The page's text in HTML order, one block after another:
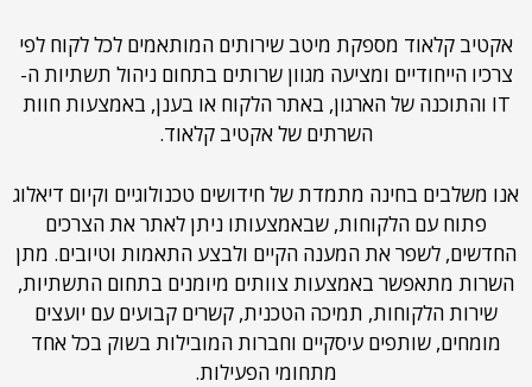
אקטיב קלאוד מספקת מיטב שירותים המותאמים לכל לקוח לפי
צרכיו הייחודיים ומציעה מגוון שרותים בתחום ניהול תשתיות ה-
IT והתוכנה של הארגון, באתר הלקוח או בענן, באמצעות חוות
השרתים של אקטיב קלאוד.
אנו משלבים בחינה מתמדת של חידושים טכנולוגיים וקיום דיאלוג
פתוח עם הלקוחות, שבאמצעותו ניתן לאתר את הצרכים
החדשים, לשפר את המענה הקיים ולבצע התאמות וטיובים. מתן
השרות מתאפשר באמצעות צוותים מיומנים בתחום התשתיות,
שירות הלקוחות, תמיכה הטכנית, קשרים קבועים עם יועצים
מומחים, שותפים עיסקיים וחברות המובילות בשוק בכל אחד
מתחומי הפעילות.